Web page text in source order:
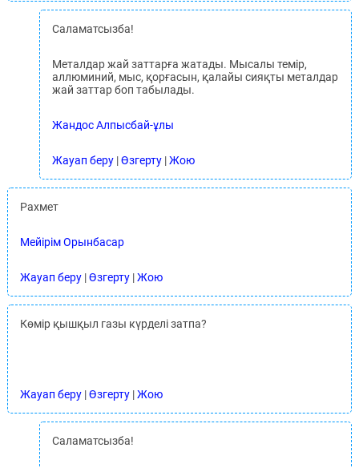
Саламатсызба!
Металдар жай заттарға жатады. Мысалы темір,
аллюминий, мыс, қорғасын, қалайы сияқты металдар
жай заттар боп табылады.
Жандос Алпысбай-ұлы
Жауап беру|Өзгерту|Жою
Рахмет
Мейірім Орынбасар
Жауап беру|Өзгерту|Жою
Көмір қышқыл газы күрделі затпа?
Жауап беру|Өзгерту|Жою
Саламатсызба!